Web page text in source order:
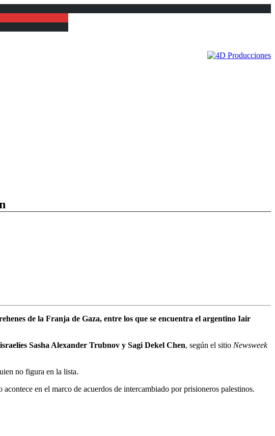
de la Franja de Gaza, entre los que se encuentra el argentino Iair
Sasha Alexander Trubnov y Sagi Dekel Chen, según el sitio Newsweek
no figura en la lista.
acontece en el marco de acuerdos de intercambiado por prisioneros palestinos.